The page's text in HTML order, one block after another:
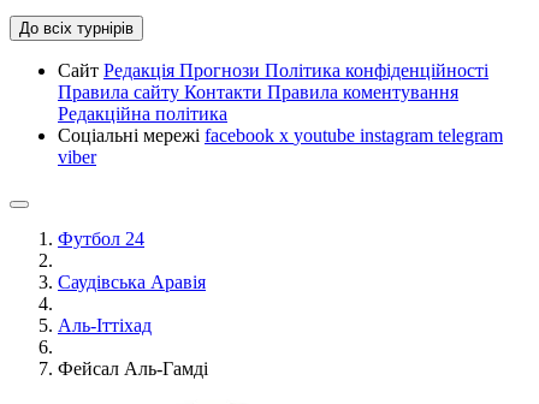
До всіх турнірів
Сайт Редакція Прогнози Політика конфіденційності
Правила сайту Контакти Правила коментування
Редакційна політика
Соціальні мережі facebook x youtube instagram telegram
viber
Футбол 24
Саудівська Аравія
Аль-Іттіхад
Фейсал Аль-Гамді